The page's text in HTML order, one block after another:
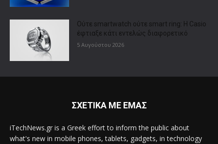
Ούτε smartwatch ούτε smart ring: Η Casio
έφτιαξε κάτι εντελώς διαφορετικό
5 Αυγούστου 2026
ΣΧΕΤΙΚΑ ΜΕ ΕΜΑΣ
iTechNews.gr is a Greek effort to inform the public about
what's new in mobile phones, tablets, gadgets, in technology